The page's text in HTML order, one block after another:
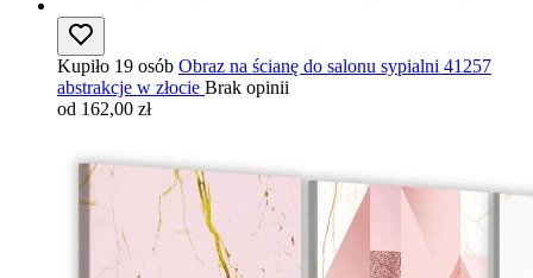
Kupiło 19 osób Obraz na ścianę do salonu sypialni 41257
abstrakcje w złocie Brak opinii
od 162,00 zł